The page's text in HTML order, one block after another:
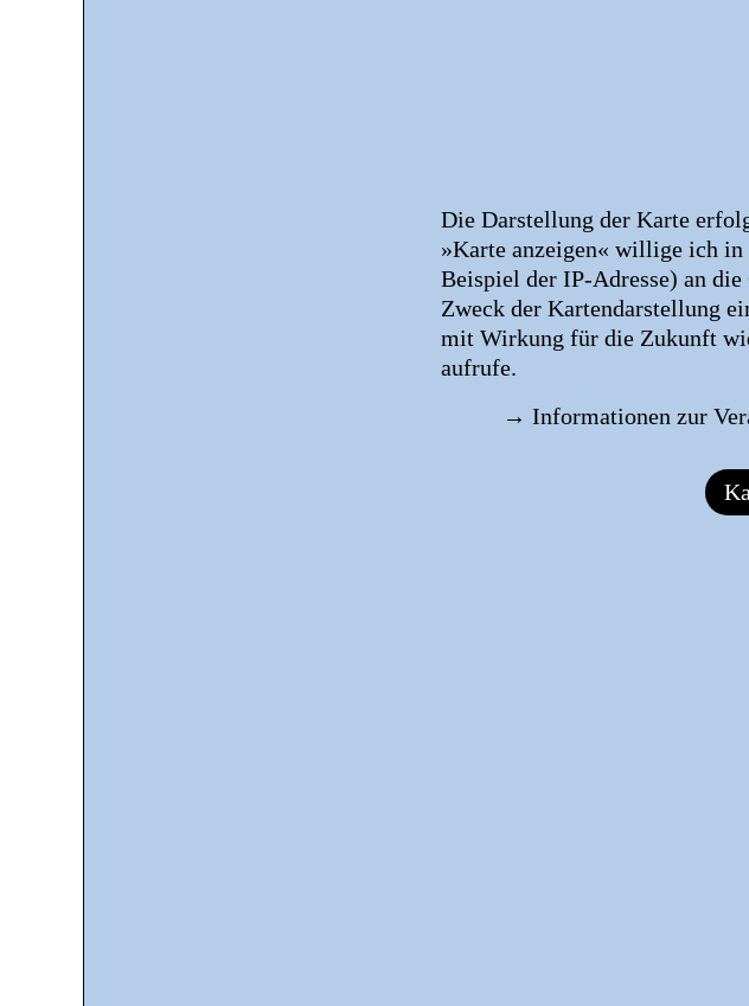
Die Darstellung der Karte
»Karte anzeigen« willige ich
Beispiel der IP-Adresse) an
Zweck der Kartendarstellung
mit Wirkung für die Zukunft
aufrufe.
→ Informationen zur